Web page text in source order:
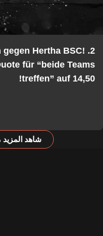
gegen Hertha BSC!
für “beide Teams
treffen” auf 14,50!
شاهد